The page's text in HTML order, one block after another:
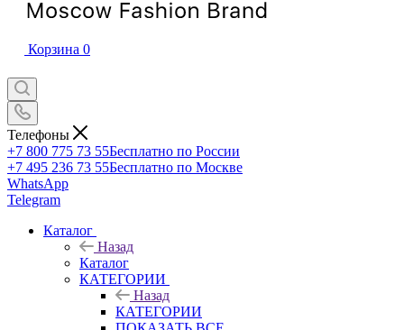
Корзина 0
Телефоны
+7 800 775 73 55Бесплатно по России
+7 495 236 73 55Бесплатно по Москве
WhatsApp
Telegram
Каталог
Назад
Каталог
КАТЕГОРИИ
Назад
КАТЕГОРИИ